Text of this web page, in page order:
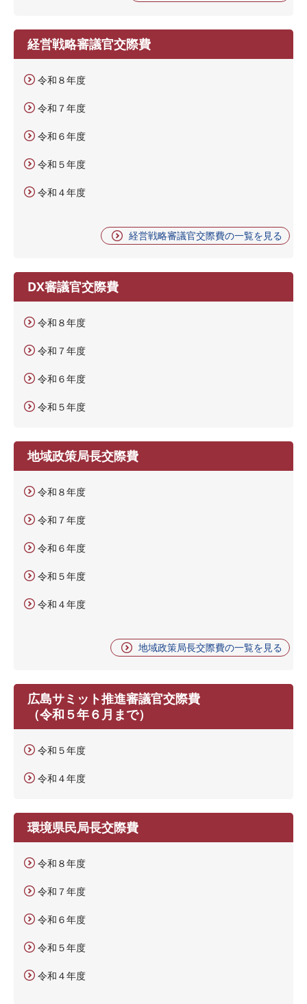
経営戦略審議官交際費
令和８年度
令和７年度
令和６年度
令和５年度
令和４年度
経営戦略審議官交際費の一覧を見る
DX審議官交際費
令和８年度
令和７年度
令和６年度
令和５年度
地域政策局長交際費
令和８年度
令和７年度
令和６年度
令和５年度
令和４年度
地域政策局長交際費の一覧を見る
広島サミット推進審議官交際費
（令和５年６月まで）
令和５年度
令和４年度
環境県民局長交際費
令和８年度
令和７年度
令和６年度
令和５年度
令和４年度